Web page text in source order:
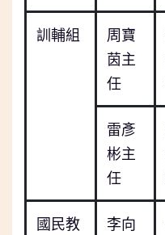
訓輔組
周寶
茵主
任
雷彥
彬主
任
國民教
李向